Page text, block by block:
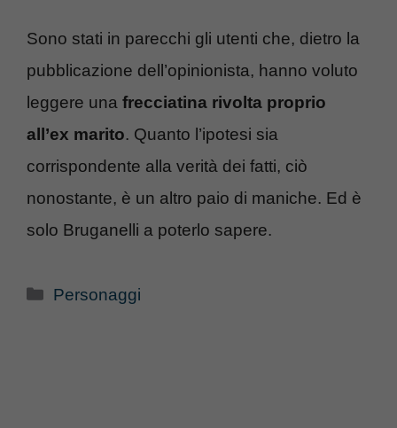
Sono stati in parecchi gli utenti che, dietro la
pubblicazione dell’opinionista, hanno voluto
leggere una frecciatina rivolta proprio
all’ex marito. Quanto l’ipotesi sia
corrispondente alla verità dei fatti, ciò
nonostante, è un altro paio di maniche. Ed è
solo Bruganelli a poterlo sapere.
Categorie
Personaggi